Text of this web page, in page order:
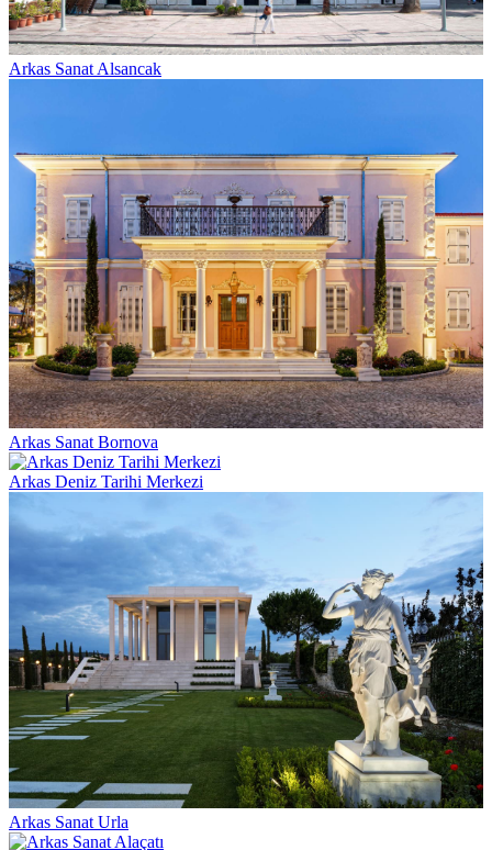
Arkas Sanat Alsancak
Arkas Sanat Bornova
Arkas Deniz Tarihi Merkezi
Arkas Sanat Urla